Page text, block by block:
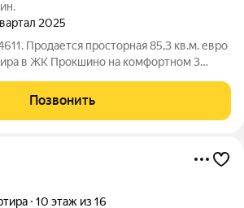
2025
Продается просторная 85,3 кв.м. евро
в ЖК Прокшино на комфортном 3
на юго-западе Москвы. Это идеальный
Позвонить
10 этаж из 16